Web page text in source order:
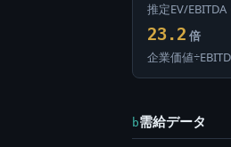
推定EV/EBITDA
23.2 倍
企業価値
b需給データ